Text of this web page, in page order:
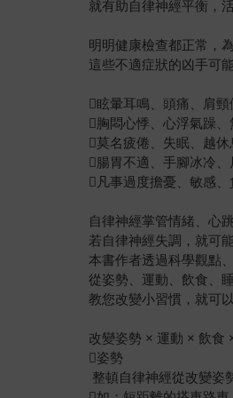
就有助自律神經平衡，
明明健康檢查都正常，
這些不適症狀的凶手可
眩暈耳鳴、頭痛、肩頸
胸悶心悸、心浮氣躁、
莫名疲倦、失眠、越休
腸胃不適、手腳冰冷、
凡事過度擔憂、敏感、
自律神經掌管情緒、心
若自律神經失調，就可
本書作者透過科學觀點
從姿勢、運動、飲食、
教您改變小習慣，就可
改變姿勢 × 運動 × 飲食
姿勢
整頓自律神經從改變姿